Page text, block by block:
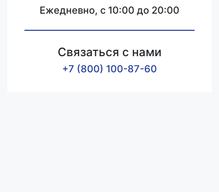
Ежедневно, с 10:00 до 20:00
Связаться с нами
+7 (800) 100-87-60